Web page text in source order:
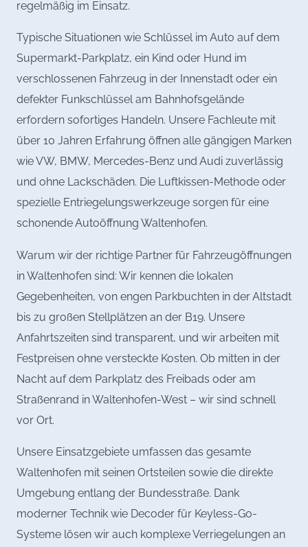
regelmäßig im Einsatz.
Typische Situationen wie Schlüssel im Auto auf dem
Supermarkt-Parkplatz, ein Kind oder Hund im
verschlossenen Fahrzeug in der Innenstadt oder ein
defekter Funkschlüssel am Bahnhofsgelände
erfordern sofortiges Handeln. Unsere Fachleute mit
über 10 Jahren Erfahrung öffnen alle gängigen Marken
wie VW, BMW, Mercedes-Benz und Audi zuverlässig
und ohne Lackschäden. Die Luftkissen-Methode oder
spezielle Entriegelungswerkzeuge sorgen für eine
schonende Autoöffnung Waltenhofen.
Warum wir der richtige Partner für Fahrzeugöffnungen
in Waltenhofen sind: Wir kennen die lokalen
Gegebenheiten, von engen Parkbuchten in der Altstadt
bis zu großen Stellplätzen an der B19. Unsere
Anfahrtszeiten sind transparent, und wir arbeiten mit
Festpreisen ohne versteckte Kosten. Ob mitten in der
Nacht auf dem Parkplatz des Freibads oder am
Straßenrand in Waltenhofen-West – wir sind schnell
vor Ort.
Unsere Einsatzgebiete umfassen das gesamte
Waltenhofen mit seinen Ortsteilen sowie die direkte
Umgebung entlang der Bundesstraße. Dank
moderner Technik wie Decoder für Keyless-Go-
Systeme lösen wir auch komplexe Verriegelungen an